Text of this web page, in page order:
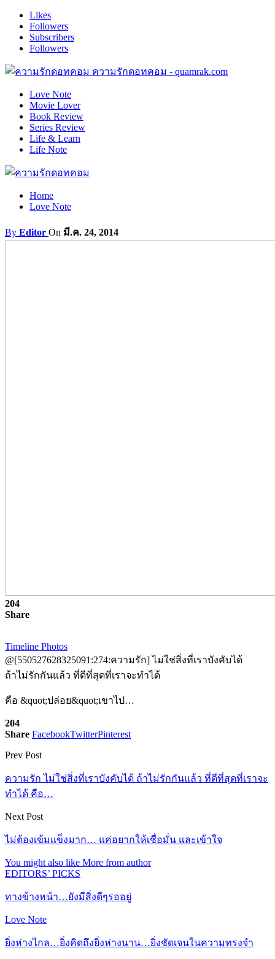
Likes
Followers
Subscribers
Followers
ความรักดอทคอม - quamrak.com
Love Note
Movie Lover
Book Review
Series Review
Life & Learn
Life Note
Home
Love Note
By Editor On มี.ค. 24, 2014
204
Share
Timeline Photos
@[550527628325091:274:ความรัก] ไม่ใช่สิ่งที่เราบังคับได้
ถ้าไม่รักกันแล้ว ที่ดีที่สุดที่เราจะทำได้
คือ &quot;ปล่อย&quot;เขาไป…
204
Share FacebookTwitterPinterest
Prev Post
ความรัก ไม่ใช่สิ่งที่เราบังคับได้ ถ้าไม่รักกันแล้ว ที่ดีที่สุดที่เราจะ
ทำได้ คือ…
Next Post
ไม่ต้องเข้มแข็งมาก… แค่อยากให้เชื่อมั่น และเข้าใจ
You might also like More from author
EDITORS’ PICKS
ทางข้างหน้า…ยังมีสิ่งดีๆรออยู่
Love Note
ยิ่งห่างไกล…ยิ่งคิดถึงยิ่งห่างนาน…ยิ่งชัดเจนในความทรงจำ